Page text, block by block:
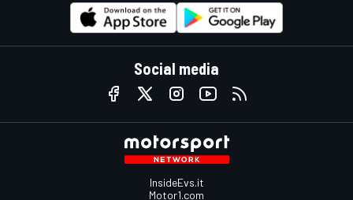
Social media
InsideEvs.it
Motor1.com